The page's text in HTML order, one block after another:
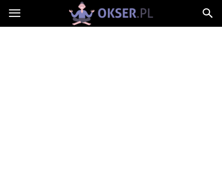
Okser.pl